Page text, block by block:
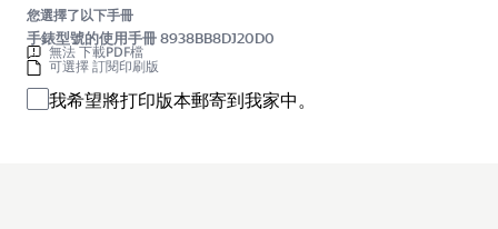
您選擇了以下手冊
手錶型號的使用手冊 8938BB8DJ20D0
無法 下載PDF檔
可選擇 訂閱印刷版
我希望將打印版本郵寄到我家中。